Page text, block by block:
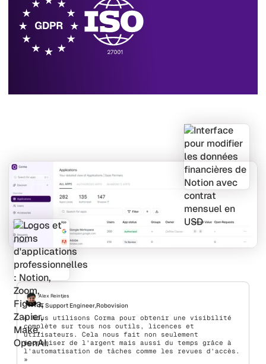
Alex Reintjes
IT Support Engineer,Robovision
« Nous utilisons Corma pour obtenir une visibilité
complète sur tous nos outils, licences et
utilisateurs. Cela nous fait non seulement
économiser de l’argent mais aussi du temps grâce à
l’automatisation de tâches comme les revues d’accès.
»